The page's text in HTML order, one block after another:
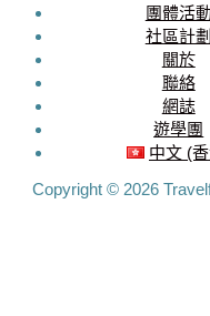
團體活動
社區計劃
關於
聯絡
網誌
遊學團
中文 (
Copyright © 2026